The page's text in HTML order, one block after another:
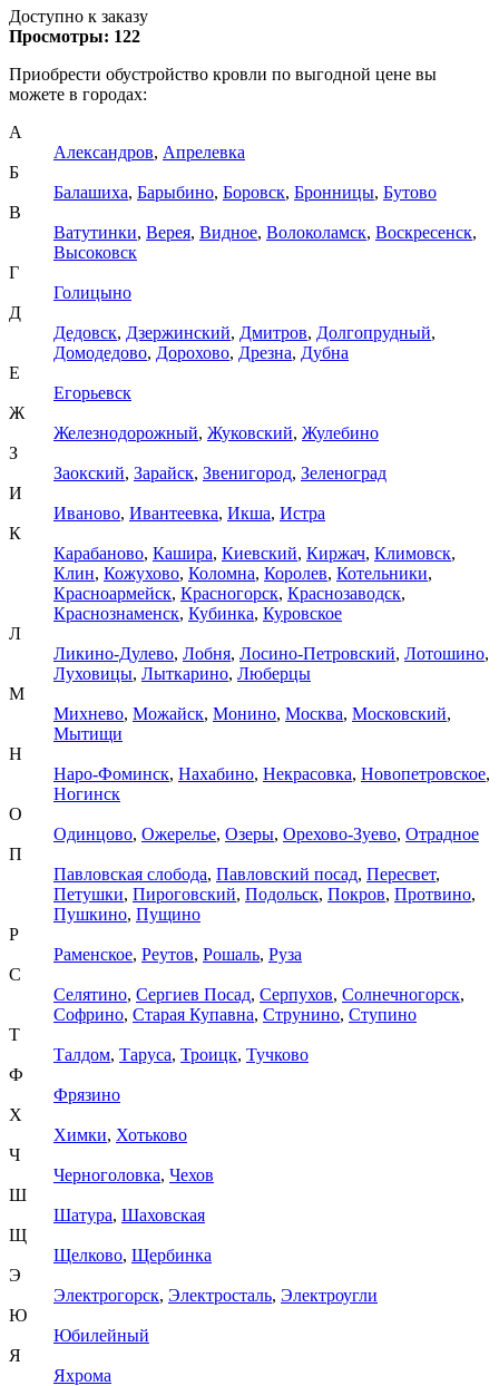
Доступно к заказу
Просмотры: 122
Приобрести обустройство кровли по выгодной цене вы
можете в городах:
А
Александров, Апрелевка
Б
Балашиха, Барыбино, Боровск, Бронницы, Бутово
В
Ватутинки, Верея, Видное, Волоколамск, Воскресенск,
Высоковск
Г
Голицыно
Д
Дедовск, Дзержинский, Дмитров, Долгопрудный,
Домодедово, Дорохово, Дрезна, Дубна
Е
Егорьевск
Ж
Железнодорожный, Жуковский, Жулебино
З
Заокский, Зарайск, Звенигород, Зеленоград
И
Иваново, Ивантеевка, Икша, Истра
К
Карабаново, Кашира, Киевский, Киржач, Климовск,
Клин, Кожухово, Коломна, Королев, Котельники,
Красноармейск, Красногорск, Краснозаводск,
Краснознаменск, Кубинка, Куровское
Л
Ликино-Дулево, Лобня, Лосино-Петровский, Лотошино,
Луховицы, Лыткарино, Люберцы
М
Михнево, Можайск, Монино, Москва, Московский,
Мытищи
Н
Наро-Фоминск, Нахабино, Некрасовка, Новопетровское,
Ногинск
О
Одинцово, Ожерелье, Озеры, Орехово-Зуево, Отрадное
П
Павловская слобода, Павловский посад, Пересвет,
Петушки, Пироговский, Подольск, Покров, Протвино,
Пушкино, Пущино
Р
Раменское, Реутов, Рошаль, Руза
С
Селятино, Сергиев Посад, Серпухов, Солнечногорск,
Софрино, Старая Купавна, Струнино, Ступино
Т
Талдом, Таруса, Троицк, Тучково
Ф
Фрязино
Х
Химки, Хотьково
Ч
Черноголовка, Чехов
Ш
Шатура, Шаховская
Щ
Щелково, Щербинка
Э
Электрогорск, Электросталь, Электроугли
Ю
Юбилейный
Я
Яхрома